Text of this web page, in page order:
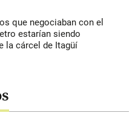
que negociaban con el
estarían siendo
la cárcel de Itagüí